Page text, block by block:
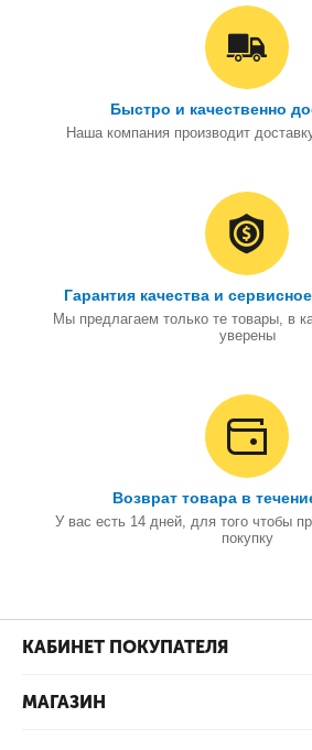
Быстро и качественно
Наша компания производит
Гарантия качества и
Мы предлагаем только те товары, в
уверены
Возврат товара в
У вас есть 14 дней, для того чтобы
покупку
КАБИНЕТ ПОКУПАТЕЛЯ
МАГАЗИН